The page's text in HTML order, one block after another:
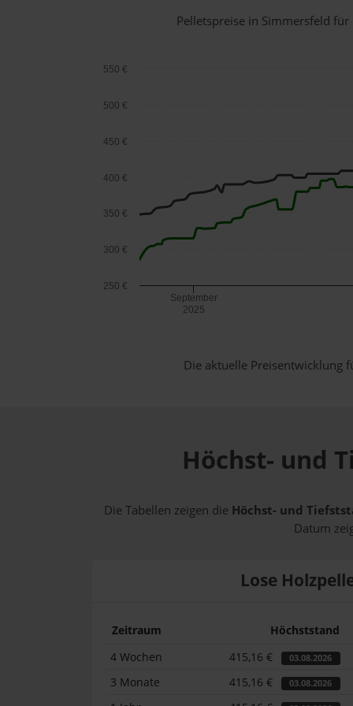
Pelletspreise in Simmersfeld
September
2025
250 €
300 €
350 €
400 €
450 €
500 €
550 €
Die aktuelle Preisentwicklung
Höchst- und
Die Tabellen zeigen die Höchst- und
Datum
Lose
Zeitraum Höchststand
4 Wochen
415,16 € 03.08.2026
3 Monate 415,16 € 03.08.2026